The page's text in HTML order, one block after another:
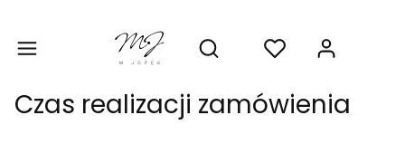
Otwórz wyszukiwarkę
Czas realizacji zamówienia